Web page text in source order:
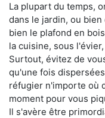
La plupart du temps,
dans le jardin, ou
bien le plafond en
la cuisine, sous
Surtout, évitez de
qu'une fois
réfugier n'importe où
moment pour vous
Il s'avère être